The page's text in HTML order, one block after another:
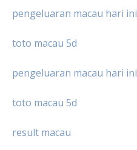
pengeluaran macau hari ini
toto macau 5d
pengeluaran macau hari ini
toto macau 5d
result macau